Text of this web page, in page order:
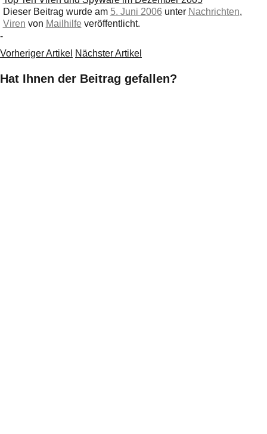
Dieser Beitrag wurde am 5. Juni 2006 unter Nachrichten,
Viren von Mailhilfe veröffentlicht.
-
Vorheriger Artikel Nächster Artikel
Hat Ihnen der Beitrag gefallen?